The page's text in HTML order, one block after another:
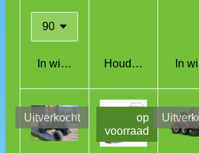
In winkelwagenHoud mij op de In
Uitverkocht
op
voorraad